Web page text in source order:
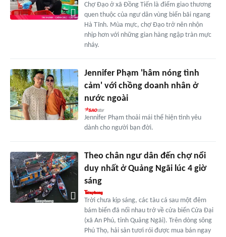
Chợ Đạo ở xã Đồng Tiến là điểm giao thương
quen thuộc của ngư dân vùng biển bãi ngang
Hà Tĩnh. Mùa mực, chợ Đạo trở nên nhộn
nhịp hơn với những gian hàng ngập tràn mực
nháy.
Jennifer Phạm 'hâm nóng tình
cảm' với chồng doanh nhân ở
nước ngoài
Jennifer Phạm thoải mái thể hiện tình yêu
dành cho người bạn đời.
Theo chân ngư dân đến chợ nổi
duy nhất ở Quảng Ngãi lúc 4 giờ
sáng
Trời chưa kịp sáng, các tàu cá sau một đêm
bám biển đã nối nhau trở về cửa biển Cửa Đại
(xã An Phú, tỉnh Quảng Ngãi). Trên dòng sông
Phú Thọ, hải sản tươi rói được mua bán ngay